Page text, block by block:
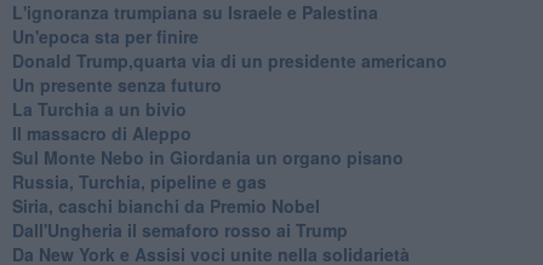
L'ignoranza trumpiana su Israele e Palestina
Un'epoca sta per finire
Donald Trump,quarta via di un presidente americano
Un presente senza futuro
La Turchia a un bivio
Il massacro di Aleppo
Sul Monte Nebo in Giordania un organo pisano
Russia, Turchia, pipeline e gas
Siria, caschi bianchi da Premio Nobel
Dall'Ungheria il semaforo rosso ai Trump
Da New York e Assisi voci unite nella solidarietà